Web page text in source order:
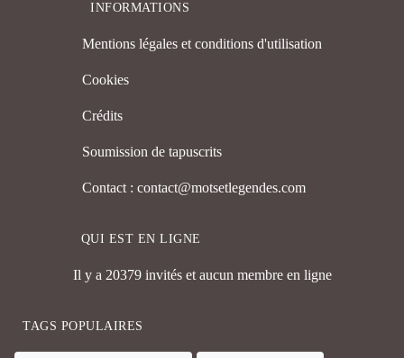
INFORMATIONS
Mentions légales et conditions d'utilisation
Cookies
Crédits
Soumission de tapuscrits
Contact : contact@motsetlegendes.com
QUI EST EN LIGNE
Il y a 20379 invités et aucun membre en ligne
TAGS POPULAIRES